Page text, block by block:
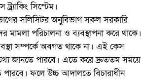
সিস্টেম।
সলিসিটর অনুবিভাগ সকল সরকারি
মামলা পরিচালনা ও ব্যবস্থাপনা করে থাকে।
সম্পর্কে অবগত থাকে না। এই কেস
তথ্য জানতে পারবে। এতে করে দ্রুততম সময়ে
ফলে উচ্চ আদালতে বিচারাধীন